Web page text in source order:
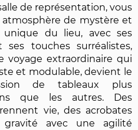
de représentation, vous
de mystère et
unique du lieu, avec ses
touches surréalistes,
voyage extraordinaire qui
et modulable, devient le
de tableaux plus
que les autres. Des
vie, des acrobates
avec une agilité